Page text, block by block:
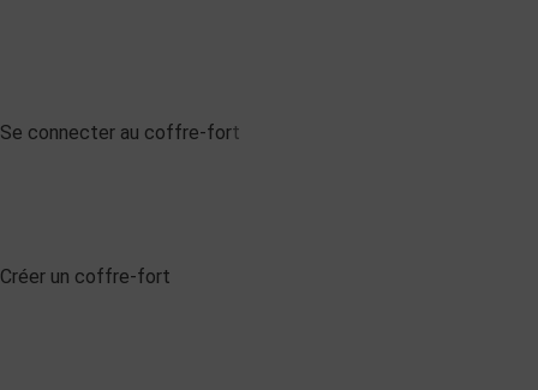
Se connecter au coffre-fort
Créer un coffre-fort